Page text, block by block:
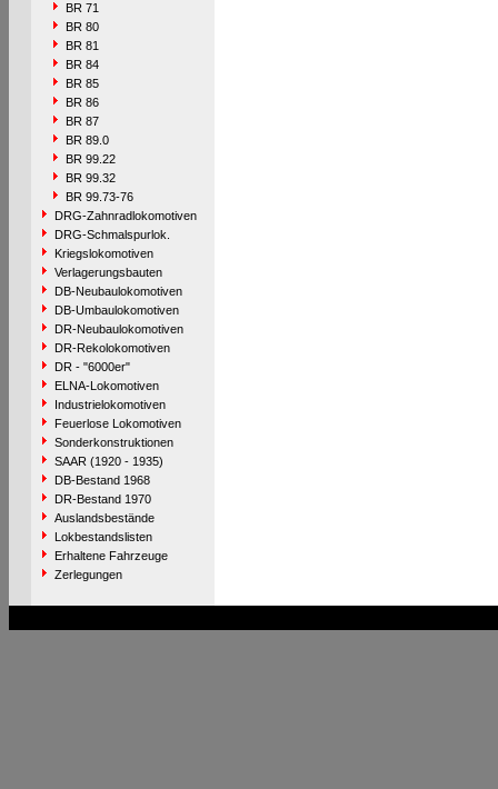
BR 71
BR 80
BR 81
BR 84
BR 85
BR 86
BR 87
BR 89.0
BR 99.22
BR 99.32
BR 99.73-76
DRG-Zahnradlokomotiven
DRG-Schmalspurlok.
Kriegslokomotiven
Verlagerungsbauten
DB-Neubaulokomotiven
DB-Umbaulokomotiven
DR-Neubaulokomotiven
DR-Rekolokomotiven
DR - "6000er"
ELNA-Lokomotiven
Industrielokomotiven
Feuerlose Lokomotiven
Sonderkonstruktionen
SAAR (1920 - 1935)
DB-Bestand 1968
DR-Bestand 1970
Auslandsbestände
Lokbestandslisten
Erhaltene Fahrzeuge
Zerlegungen